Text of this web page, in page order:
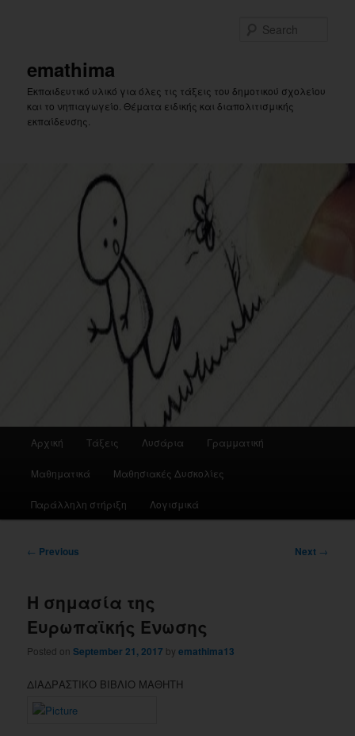
emathima
Εκπαιδευτικό υλικό για όλες τις τάξεις του δημοτικού σχολείου
και το νηπιαγωγείο. Θέματα ειδικής και διαπολιτισμικής
εκπαίδευσης.
Αρχική Τάξεις Λυσάρια Γραμματική
Μαθηματικά Μαθησιακές Δυσκολίες
Παράλληλη στήριξη Λογισμικά
Post
← Previous Next →
Η σημασία της
Ευρωπαϊκής Ένωσης
Posted onSeptember 21, 2017 byemathima13
ΔΙΑΔΡΑΣΤΙΚΟ ΒΙΒΛΙΟ ΜΑΘΗΤΗ